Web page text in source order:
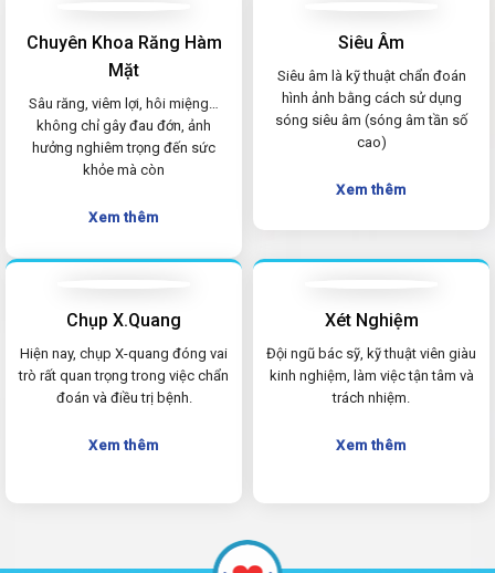
Chuyên Khoa Răng Hàm
Mặt
Sâu răng, viêm lợi, hôi miệng…
không chỉ gây đau đớn, ảnh
hưởng nghiêm trọng đến sức
khỏe mà còn
Xem thêm
Siêu Âm
Siêu âm là kỹ thuật chẩn đoán
hình ảnh bằng cách sử dụng
sóng siêu âm (sóng âm tần số
cao)
Xem thêm
Chụp X.Quang
Hiện nay, chụp X-quang đóng vai
trò rất quan trọng trong việc chẩn
đoán và điều trị bệnh.
Xem thêm
Xét Nghiệm
Đội ngũ bác sỹ, kỹ thuật viên giàu
kinh nghiệm, làm việc tận tâm và
trách nhiệm.
Xem thêm